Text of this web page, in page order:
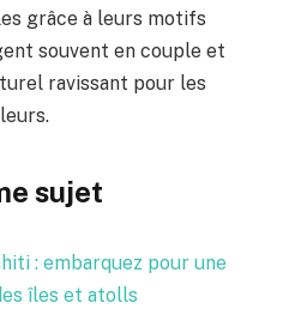
grâce à leurs motifs
souvent en couple et
ravissant pour les
sujet
: embarquez pour une
îles et atolls